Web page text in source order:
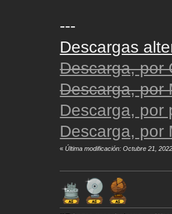
---
Descargas
Descarga, por
Descarga, por
Descarga, por
Descarga, por
«Última modificación: Octubre 21,